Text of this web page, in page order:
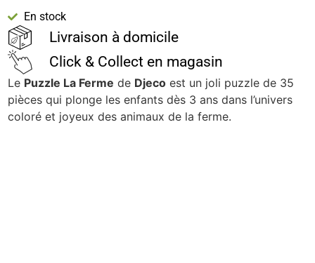
En stock
Livraison à domicile
Click & Collect en magasin
Le Puzzle La Ferme de Djeco est un joli puzzle de 35
pièces qui plonge les enfants dès 3 ans dans l’univers
coloré et joyeux des animaux de la ferme.